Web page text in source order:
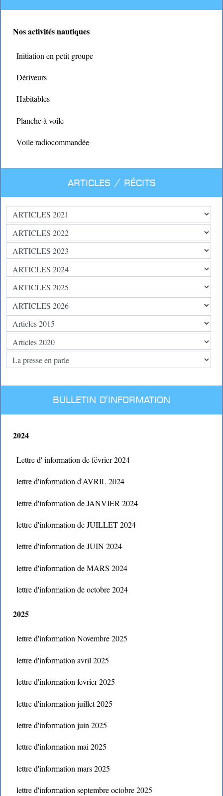
Nos activités nautiques
Initiation en petit groupe
Dériveurs
Habitables
Planche à voile
Voile radiocommandée
Articles / Récits
BULLETIN D'INFORMATION
2024
Lettre d' information de février 2024
lettre d'information d'AVRIL 2024
lettre d'information de JANVIER 2024
lettre d'information de JUILLET 2024
lettre d'information de JUIN 2024
lettre d'information de MARS 2024
lettre d'information de octobre 2024
2025
lettre d'information Novembre 2025
lettre d'information avril 2025
lettre d'information fevrier 2025
lettre d'information juillet 2025
lettre d'information juin 2025
lettre d'information mai 2025
lettre d'information mars 2025
lettre d'information septembre octobre 2025